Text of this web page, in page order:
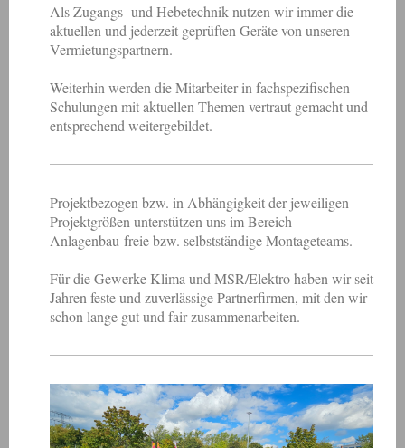
Als Zugangs- und Hebetechnik nutzen wir immer die
aktuellen und jederzeit geprüften Geräte von unseren
Vermietungspartnern.
Weiterhin werden die Mitarbeiter in fachspezifischen
Schulungen mit aktuellen Themen vertraut gemacht und
entsprechend weitergebildet.
Projektbezogen bzw. in Abhängigkeit der jeweiligen
Projektgrößen unterstützen uns im Bereich
Anlagenbau freie bzw. selbstständige Montageteams.
Für die Gewerke Klima und MSR/Elektro haben wir seit
Jahren feste und zuverlässige Partnerfirmen, mit den wir
schon lange gut und fair zusammenarbeiten.